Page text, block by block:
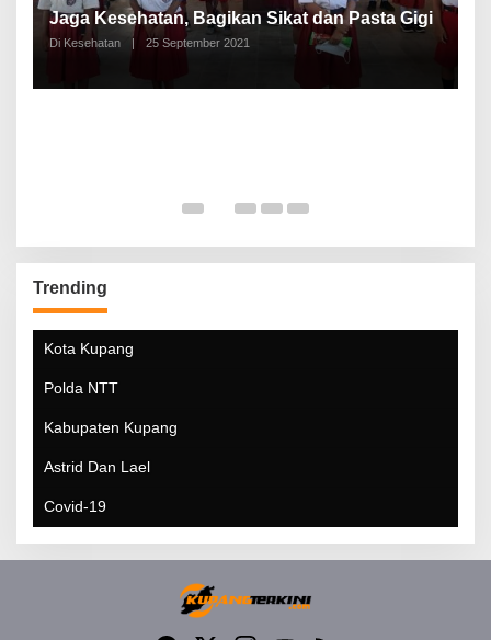
Jaga Kesehatan, Bagikan Sikat dan Pasta Gigi
Di Kesehatan | 25 September 2021
Trending
Kota Kupang
Polda NTT
Kabupaten Kupang
Astrid Dan Lael
Covid-19